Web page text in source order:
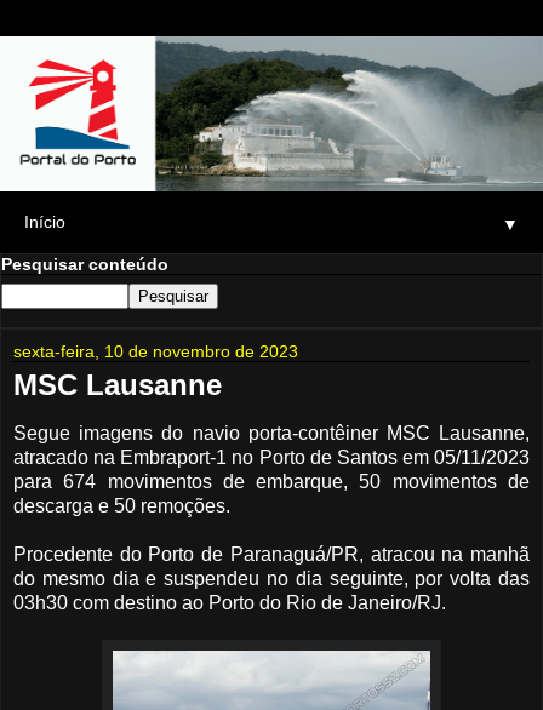
▼
Pesquisar conteúdo
sexta-feira, 10 de novembro de 2023
MSC Lausanne
Segue imagens do navio porta-contêiner MSC Lausanne,
atracado na Embraport-1 no Porto de Santos em 05/11/2023
para 674 movimentos de embarque, 50 movimentos de
descarga e 50 remoções.
Procedente do Porto de Paranaguá/PR, atracou na manhã
do mesmo dia e suspendeu no dia seguinte, por volta das
03h30 com destino ao Porto do Rio de Janeiro/RJ.